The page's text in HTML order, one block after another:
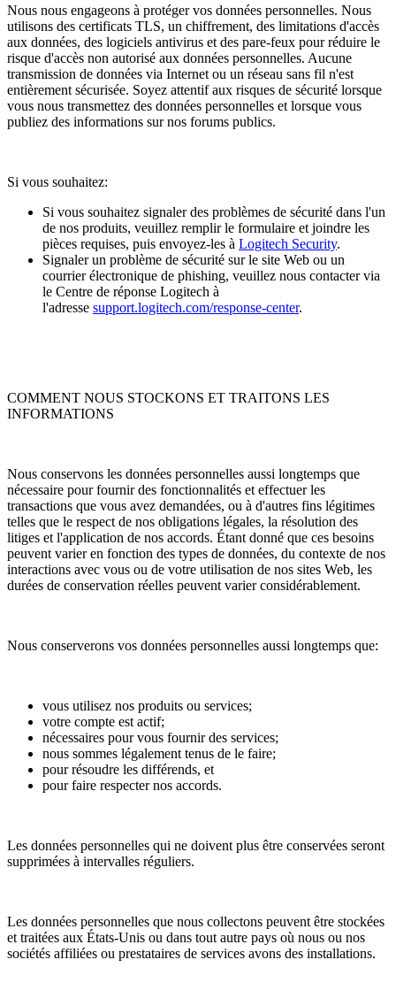
Nous nous engageons à protéger vos données personnelles. Nous
utilisons des certificats TLS, un chiffrement, des limitations d'accès
aux données, des logiciels antivirus et des pare-feux pour réduire le
risque d'accès non autorisé aux données personnelles. Aucune
transmission de données via Internet ou un réseau sans fil n'est
entièrement sécurisée. Soyez attentif aux risques de sécurité lorsque
vous nous transmettez des données personnelles et lorsque vous
publiez des informations sur nos forums publics.
Si vous souhaitez:
Si vous souhaitez signaler des problèmes de sécurité dans l'un
de nos produits, veuillez remplir le formulaire et joindre les
pièces requises, puis envoyez-les à Logitech Security.
Signaler un problème de sécurité sur le site Web ou un
courrier électronique de phishing, veuillez nous contacter via
le Centre de réponse Logitech à
l'adresse support.logitech.com/response-center.
COMMENT NOUS STOCKONS ET TRAITONS LES
INFORMATIONS
Nous conservons les données personnelles aussi longtemps que
nécessaire pour fournir des fonctionnalités et effectuer les
transactions que vous avez demandées, ou à d'autres fins légitimes
telles que le respect de nos obligations légales, la résolution des
litiges et l'application de nos accords. Étant donné que ces besoins
peuvent varier en fonction des types de données, du contexte de nos
interactions avec vous ou de votre utilisation de nos sites Web, les
durées de conservation réelles peuvent varier considérablement.
Nous conserverons vos données personnelles aussi longtemps que:
vous utilisez nos produits ou services;
votre compte est actif;
nécessaires pour vous fournir des services;
nous sommes légalement tenus de le faire;
pour résoudre les différends, et
pour faire respecter nos accords.
Les données personnelles qui ne doivent plus être conservées seront
supprimées à intervalles réguliers.
Les données personnelles que nous collectons peuvent être stockées
et traitées aux États-Unis ou dans tout autre pays où nous ou nos
sociétés affiliées ou prestataires de services avons des installations.